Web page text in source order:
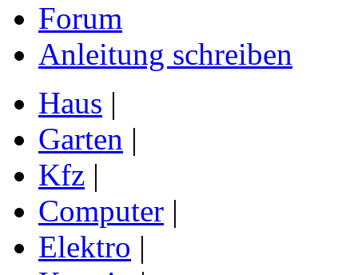
Forum
Anleitung schreiben
Haus |
Garten |
Kfz |
Computer |
Elektro |